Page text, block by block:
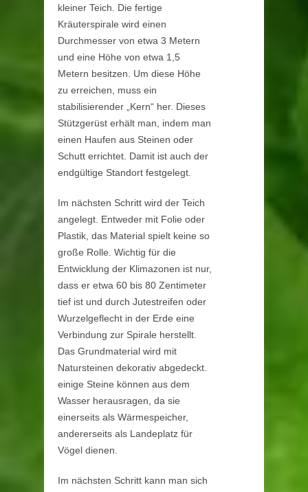
kleiner Teich. Die fertige
Kräuterspirale wird einen
Durchmesser von etwa 3 Metern
und eine Höhe von etwa 1,5
Metern besitzen. Um diese Höhe
zu erreichen, muss ein
stabilisierender „Kern“ her. Dieses
Stützgerüst erhält man, indem man
einen Haufen aus Steinen oder
Schutt errichtet. Damit ist auch der
endgültige Standort festgelegt.
Im nächsten Schritt wird der Teich
angelegt. Entweder mit Folie oder
Plastik, das Material spielt keine so
große Rolle. Wichtig für die
Entwicklung der Klimazonen ist nur,
dass er etwa 60 bis 80 Zentimeter
tief ist und durch Jutestreifen oder
Wurzelgeflecht in der Erde eine
Verbindung zur Spirale herstellt.
Das Grundmaterial wird mit
Natursteinen dekorativ abgedeckt.
einige Steine können aus dem
Wasser herausragen, da sie
einerseits als Wärmespeicher,
andererseits als Landeplatz für
Vögel dienen.
Im nächsten Schritt kann man sich